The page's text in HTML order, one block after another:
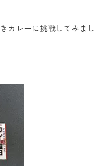
カレーに挑戦してみまし